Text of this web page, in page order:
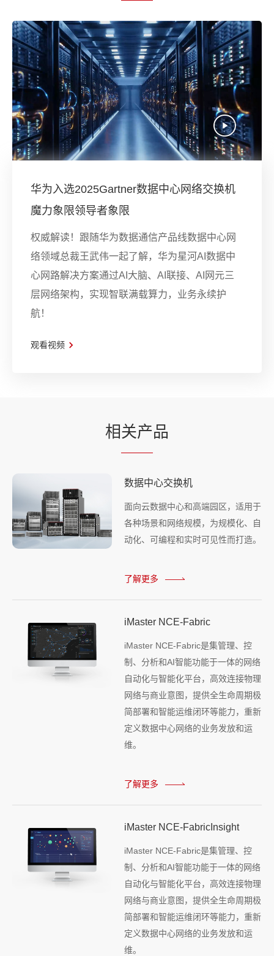
华为入选2025Gartner数据中心网络交换机
魔力象限领导者象限
权威解读！跟随华为数据通信产品线数据中心网
络领域总裁王武伟一起了解，华为星河AI数据中
心网路解决方案通过AI大脑、AI联接、AI网元三
层网络架构，实现智联满载算力，业务永续护
航！
观看视频
相关产品
数据中心交换机
面向云数据中心和高端园区，适用于
各种场景和网络规模，为规模化、自
动化、可编程和实时可见性而打造。
了解更多
iMaster NCE-Fabric
iMaster NCE-Fabric是集管理、控
制、分析和AI智能功能于一体的网络
自动化与智能化平台，高效连接物理
网络与商业意图，提供全生命周期极
简部署和智能运维闭环等能力，重新
定义数据中心网络的业务发放和运
维。
了解更多
iMaster NCE-FabricInsight
iMaster NCE-Fabric是集管理、控
制、分析和AI智能功能于一体的网络
自动化与智能化平台，高效连接物理
网络与商业意图，提供全生命周期极
简部署和智能运维闭环等能力，重新
定义数据中心网络的业务发放和运
维。